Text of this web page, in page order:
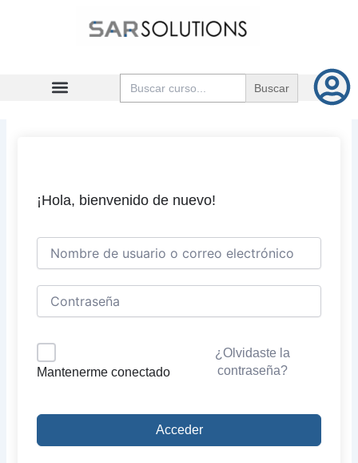
Buscar:
¡Hola, bienvenido de nuevo!
Mantenerme conectado
¿Olvidaste la
contraseña?
Acceder